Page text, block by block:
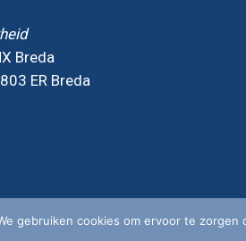
Breda
ER Breda
gebruiken cookies om ervoor te